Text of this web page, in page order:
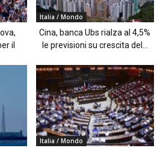
il
Italia / Mondo
Cina, banca Ubs rialza al 4,5%
le previsioni su crescita del...
Italia / Mondo